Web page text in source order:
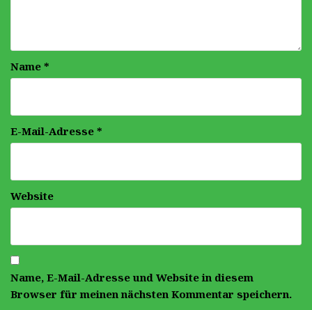
Name *
E-Mail-Adresse *
Website
Name, E-Mail-Adresse und Website in diesem
Browser für meinen nächsten Kommentar speichern.